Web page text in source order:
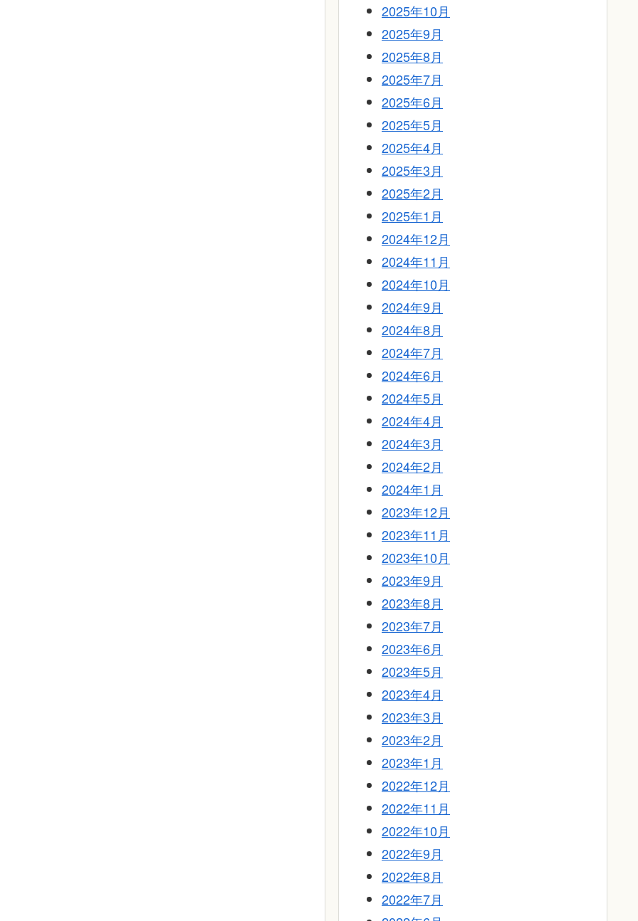
2025年10月
2025年9月
2025年8月
2025年7月
2025年6月
2025年5月
2025年4月
2025年3月
2025年2月
2025年1月
2024年12月
2024年11月
2024年10月
2024年9月
2024年8月
2024年7月
2024年6月
2024年5月
2024年4月
2024年3月
2024年2月
2024年1月
2023年12月
2023年11月
2023年10月
2023年9月
2023年8月
2023年7月
2023年6月
2023年5月
2023年4月
2023年3月
2023年2月
2023年1月
2022年12月
2022年11月
2022年10月
2022年9月
2022年8月
2022年7月